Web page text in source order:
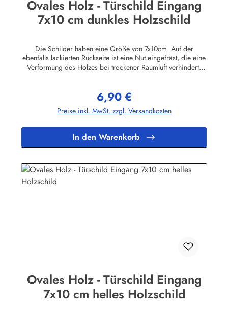
Ovales Holz - Türschild Eingang
7x10 cm dunkles Holzschild
Die Schilder haben eine Größe von 7x10cm. Auf der
ebenfalls lackierten Rückseite ist eine Nut eingefräst, die eine
Verformung des Holzes bei trockener Raumluft verhindert.
Massivholz gefertigt, mehrfach lackiert und geschliffen, dann
ebenfalls in Handarbeit mit Siebdruck beschriftet und mit
einem Schutzlack versehen. Das Holz ist abgelagert, es
auf unserem Farmgrundstück entwurzelten Bäumen.
Geringfügige Abweichungen in der Maserung sind
fertigungsbedingt.Herstellerinformationen:Buddel-Bini Inh.
Hamburginfo@buddel.de
Regulärer Preis:
6,90 €
Preise inkl. MwSt. zzgl. Versandkosten
In den Warenkorb
Ovales Holz - Türschild Eingang
7x10 cm helles Holzschild